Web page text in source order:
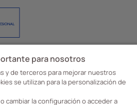
para nosotros
y de terceros para mejorar nuestros
se utilizan para la personalización de
cambiar la configuración o acceder a